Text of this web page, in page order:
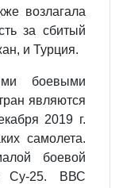
возлагала
за сбитый
и Турция.
боевыми
являются
2019 г.
самолета.
боевой
Су-25. ВВС